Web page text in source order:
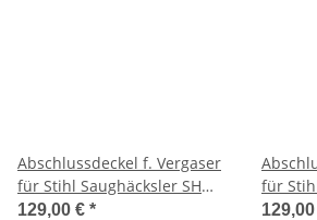
Abschlussdeckel f. Vergaser
für Stihl Saughäcksler SH
55/85
129,00 € *
für
55/85